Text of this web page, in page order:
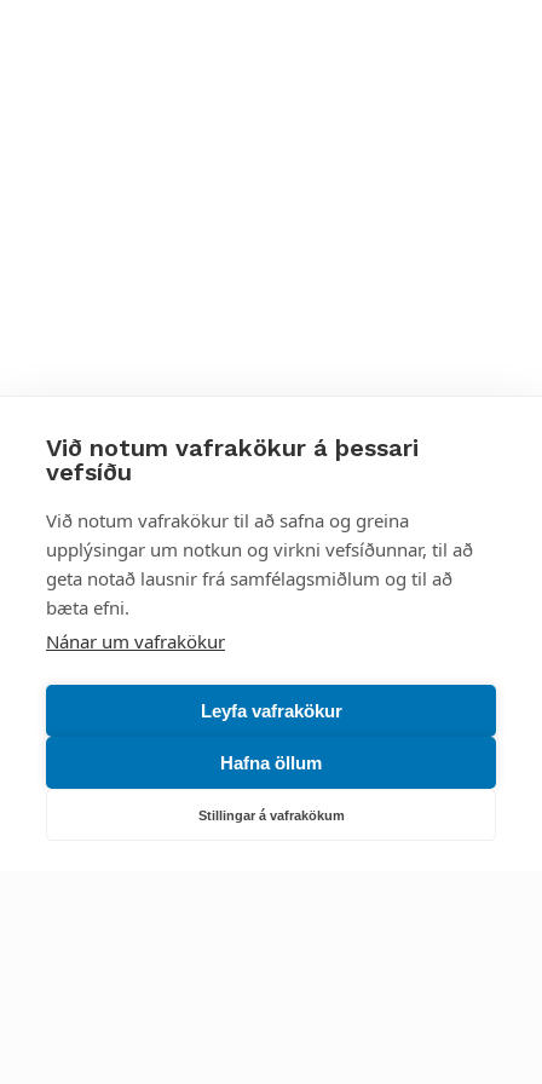
Við notum vafrakökur á þessari
vefsíðu
Við notum vafrakökur til að safna og greina
upplýsingar um notkun og virkni vefsíðunnar, til að
geta notað lausnir frá samfélagsmiðlum og til að
bæta efni.
Nánar um vafrakökur
Leyfa vafrakökur
Hafna öllum
Stillingar á vafrakökum
Styttu þér leið
Mest skoðað
Starfsstöðvar
Náttúruverndarstofnun
Veiðimál, friðlýst svæði, landvarsla og náttúruvernd